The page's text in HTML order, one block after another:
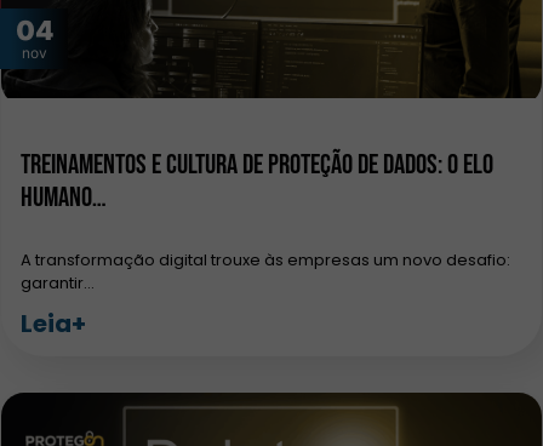
04
nov
Treinamentos e Cultura de Proteção de Dados: O Elo
Humano…
A transformação digital trouxe às empresas um novo desafio:
garantir…
Leia+